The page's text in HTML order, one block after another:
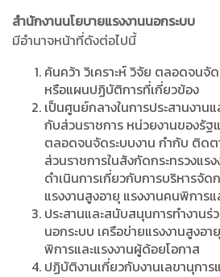
สำนักงานนโยบายแรงงานนอกระบบ
มีอำนาจหน้าที่ดังต่อไปนี้
ค้นคว้า วิเคราะห์ วิจัย ตลอดจนจั
หรือแผนปฏิบัติการที่เกี่ยวข้อง
เป็นศูนย์กลางในการประสานงาน
กับส่วนราชการ หน่วยงานของรัฐ
ตลอดจนจัดระบบงาน กำกับ ติดต
ส่วนราชการในสังกัดกระทรวงแร
ดำเนินการเกี่ยวกับการบริหารจัด
แรงงานสูงอายุ แรงงานคนพิการ
ประสานและสนับสนุนการทำงานร่
นอกระบบ เครือข่ายแรงงานสูงอา
พิการและแรงงานผู้ด้อยโอกาส
ปฏิบัติงานเกี่ยวกับงานเลขานุการ